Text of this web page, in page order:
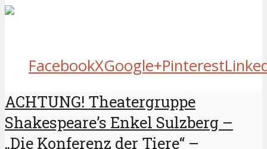
FacebookXGoogle+Pinterest
ACHTUNG! Theatergruppe
Shakespeare’s Enkel Sulzberg –
„Die Konferenz der Tiere“ –